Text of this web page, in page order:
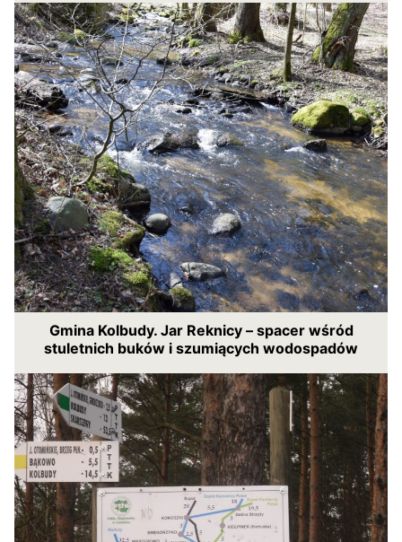
Gmina Kolbudy. Jar Reknicy – spacer wśród
stuletnich buków i szumiących wodospadów